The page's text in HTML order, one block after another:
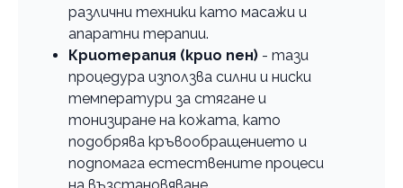
различни техники като масажи и
апаратни терапии.
Криотерапия (крио пен) - тази
процедура използва силни и ниски
температури за стягане и
тонизиране на кожата, като
подобрява кръвообращението и
подпомага естествените процеси